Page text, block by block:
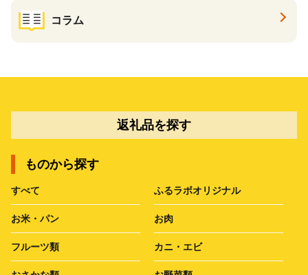
コラム
返礼品を探す
ものから探す
すべて ふるラボオリジナル
お米・パン お肉
フルーツ類 カニ・エビ